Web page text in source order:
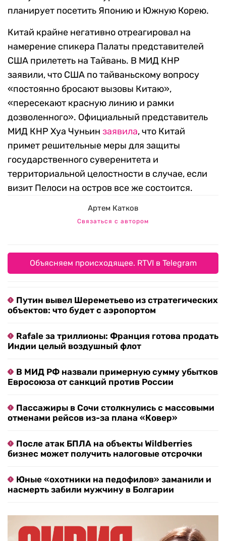
планирует посетить Японию и Южную Корею.
Китай крайне негативно отреагировал на
намерение спикера Палаты представителей
США прилететь на Тайвань. В МИД КНР
заявили, что США по тайваньскому вопросу
«постоянно бросают вызовы Китаю»,
«пересекают красную линию и рамки
дозволенного». Официальный представитель
МИД КНР Хуа Чуньин заявила, что Китай
примет решительные меры для защиты
государственного суверенитета и
территориальной целостности в случае, если
визит Пелоси на остров все же состоится.
Артем Катков
Связаться с автором
Объясняем происходящее. RTVI в Telegram
Путин вывел Шереметьево из стратегических
объектов: что будет с аэропортом
Rafale за триллионы: Франция готова продать
Индии целый воздушный флот
В МИД РФ назвали примерную сумму убытков
Евросоюза от санкций против России
Пассажиры в Сочи столкнулись с массовыми
отменами рейсов из-за плана «Ковер»
После атак БПЛА на объекты Wildberries
бизнес может получить налоговые отсрочки
Юные «охотники на педофилов» заманили и
насмерть забили мужчину в Болгарии